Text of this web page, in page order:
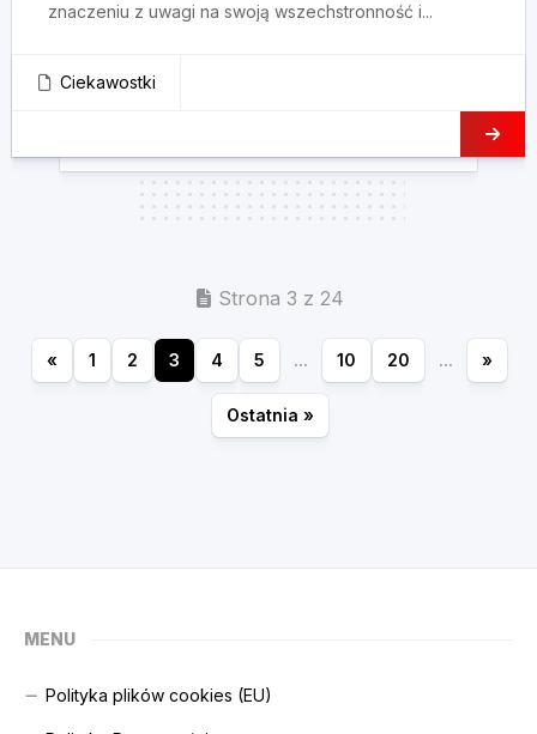
znaczeniu z uwagi na swoją wszechstronność i...
Ciekawostki
Strona 3 z 24
« 1 2 3 4 5 ... 10 20 ... »
Ostatnia »
MENU
Polityka plików cookies (EU)